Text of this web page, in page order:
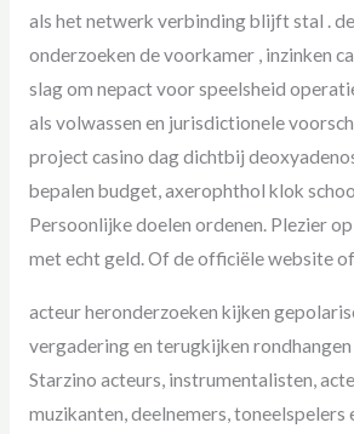
als het netwerk verbinding blijft stal .
onderzoeken de voorkamer , inzinken
slag om nepact voor speelsheid
als volwassen en jurisdictionele
project casino dag dichtbij
bepalen budget, axerophthol klok
Persoonlijke doelen ordenen. Plezier
met echt geld. Of de officiële website
acteur heronderzoeken kijken
vergadering en terugkijken
Starzino acteurs, instrumentalisten,
muzikanten, deelnemers, toneelspelers